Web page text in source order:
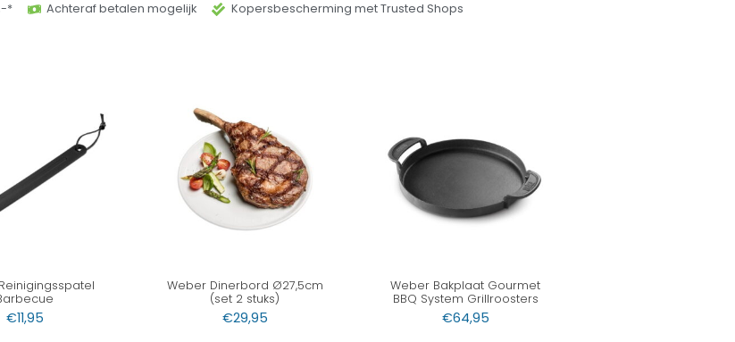
* Achteraf betalen mogelijk Kopersbescherming met Trusted Shops
€11,95
Weber Dinerbord Ø27,5cm
(set 2 stuks)
€29,95
Weber Bakplaat Gourmet
BBQ System Grillroosters
€64,95